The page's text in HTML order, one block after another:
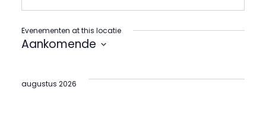
Evenementen at this locatie
Aankomende
datum.
augustus 2026